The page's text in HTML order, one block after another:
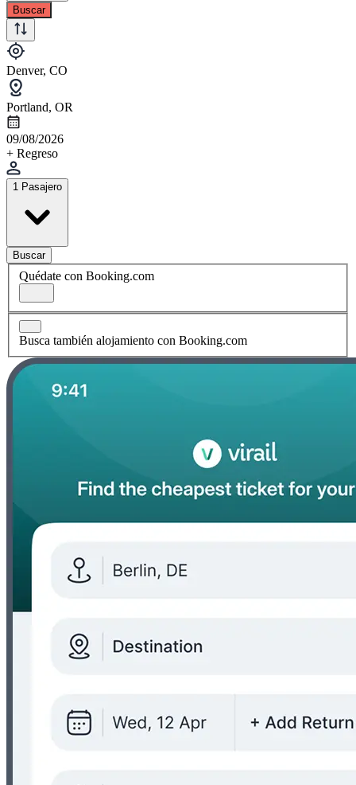
Buscar
Denver, CO
Portland, OR
09/08/2026
+ Regreso
1 Pasajero
Buscar
Quédate con Booking.com
Busca también alojamiento con Booking.com